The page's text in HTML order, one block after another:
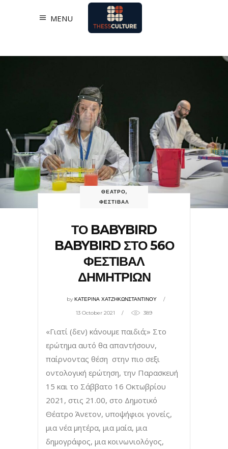
MENU
ΘΕΑΤΡΟ,
ΦΕΣΤΙΒΑΛ
ΤΟ BABYBIRD
BABYBIRD ΣΤΟ 56Ο
ΦΕΣΤΙΒΑΛ
ΔΗΜΗΤΡΙΩΝ
byΚΑΤΕΡΙΝΑ ΧΑΤΖΗΚΩΝΣΤΑΝΤΙΝΟΥ
13 October 2021 389
«Γιατί (δεν) κάνουμε παιδιά;» Στο
ερώτημα αυτό θα απαντήσουν,
παίρνοντας θέση στην πιο σεξι
οντολογική ερώτηση, την Παρασκευή
15 και το Σάββατο 16 Οκτωβρίου
2021, στις 21.00, στο Δημοτικό
Θέατρο Άνετον, υποψήφιοι γονείς,
μια νέα μητέρα, μια μαία, μια
δημογράφος, μια κοινωνιολόγος,